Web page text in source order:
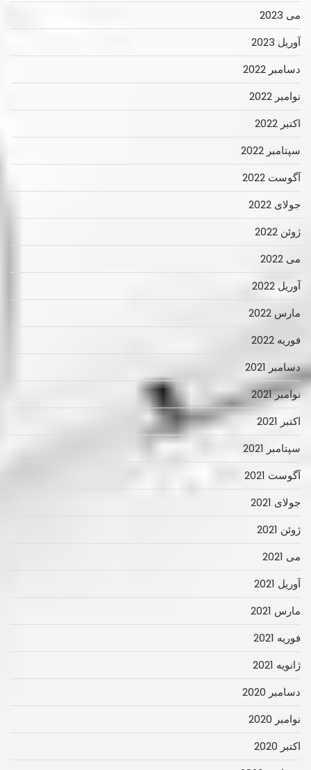
می 2023
آوریل 2023
دسامبر 2022
نوامبر 2022
اکتبر 2022
سپتامبر 2022
آگوست 2022
جولای 2022
ژوئن 2022
می 2022
آوریل 2022
مارس 2022
فوریه 2022
دسامبر 2021
نوامبر 2021
اکتبر 2021
سپتامبر 2021
آگوست 2021
جولای 2021
ژوئن 2021
می 2021
آوریل 2021
مارس 2021
فوریه 2021
ژانویه 2021
دسامبر 2020
نوامبر 2020
اکتبر 2020